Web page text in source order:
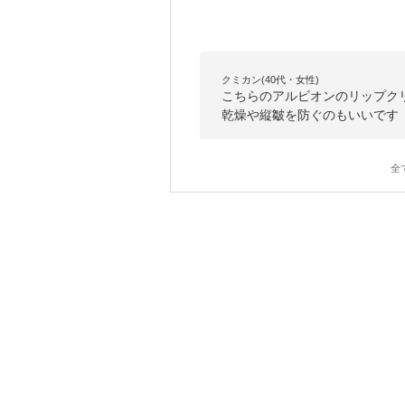
クミカン(40代・女性)
こちらのアルビオンのリップ
乾燥や縦皺を防ぐのもいいです
全